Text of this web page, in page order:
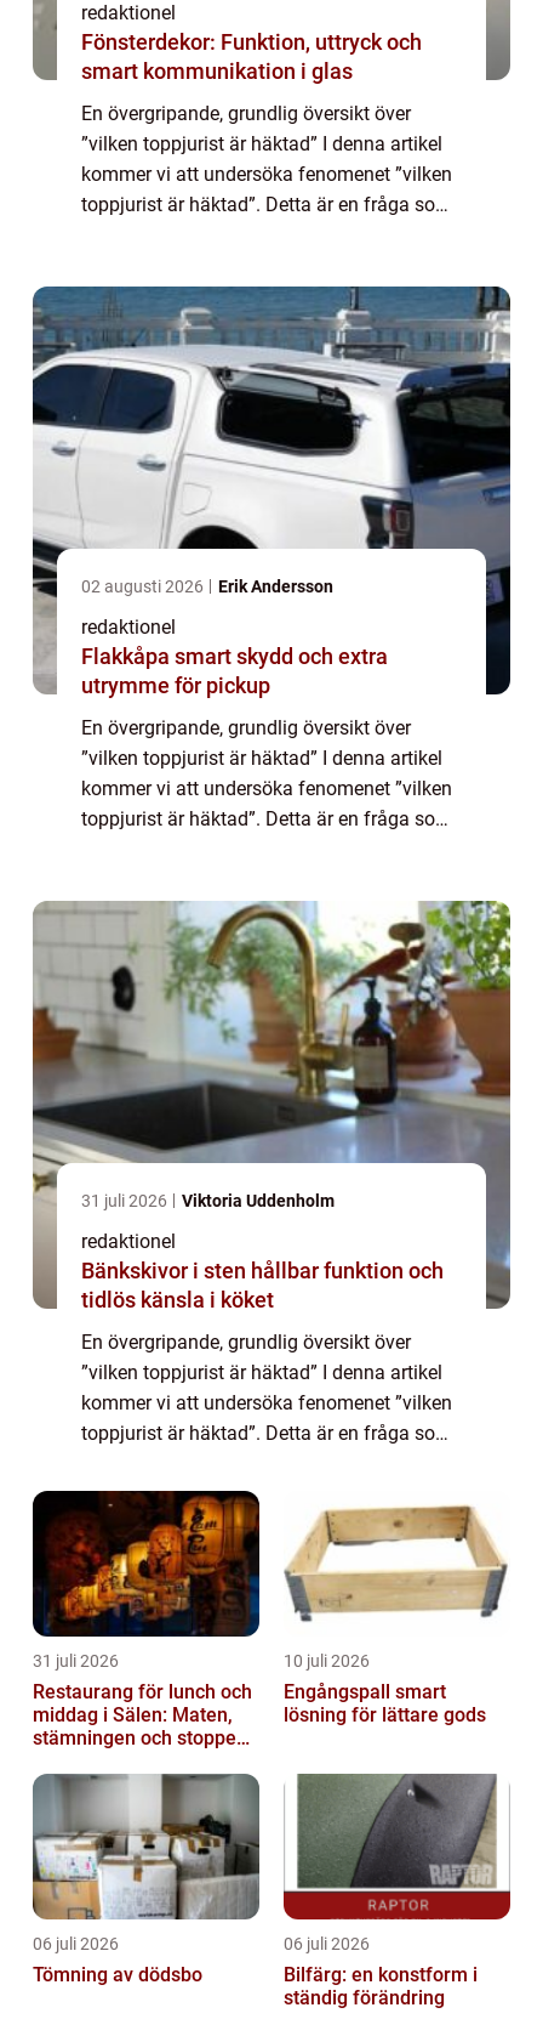
redaktionel
Fönsterdekor: Funktion, uttryck och
smart kommunikation i glas
En övergripande, grundlig översikt över
”vilken toppjurist är häktad” I denna artikel
kommer vi att undersöka fenomenet ”vilken
toppjurist är häktad”. Detta är en fråga som
02 augusti 2026 Erik Andersson
redaktionel
Flakkåpa smart skydd och extra
utrymme för pickup
En övergripande, grundlig översikt över
”vilken toppjurist är häktad” I denna artikel
kommer vi att undersöka fenomenet ”vilken
toppjurist är häktad”. Detta är en fråga som
31 juli 2026 Viktoria Uddenholm
redaktionel
Bänkskivor i sten hållbar funktion och
tidlös känsla i köket
En övergripande, grundlig översikt över
”vilken toppjurist är häktad” I denna artikel
kommer vi att undersöka fenomenet ”vilken
toppjurist är häktad”. Detta är en fråga som
media och rät...
31 juli 2026
Restaurang för lunch och
middag i Sälen: Maten,
stämningen och stoppen
10 juli 2026
Engångspall smart
lösning för lättare gods
06 juli 2026
Tömning av dödsbo
06 juli 2026
Bilfärg: en konstform i
ständig förändring